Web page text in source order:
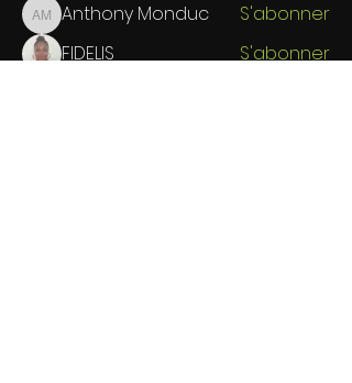
Anthony Monduc
Anthony Monduc
S'abonner
FIDELIS
S'abonner